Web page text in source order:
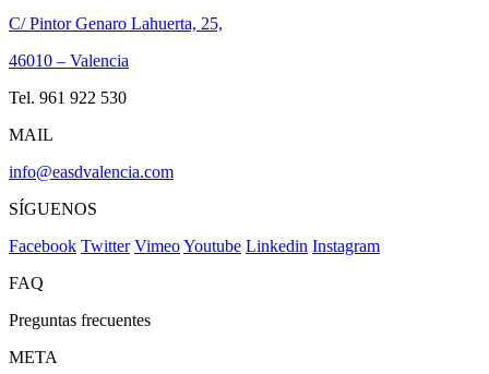
C/ Pintor Genaro Lahuerta, 25,
46010 – Valencia
Tel. 961 922 530
MAIL
info@easdvalencia.com
SÍGUENOS
Facebook Twitter VimeoYoutube Linkedin Instagram
FAQ
Preguntas frecuentes
META